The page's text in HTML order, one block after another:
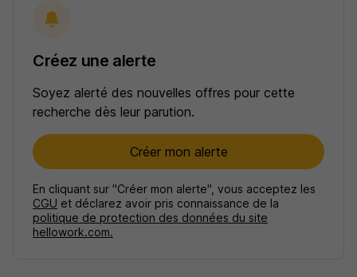
Créez une alerte
Soyez alerté des nouvelles offres pour cette
recherche dès leur parution.
Créer mon alerte
En cliquant sur "Créer mon alerte", vous acceptez les
CGU et déclarez avoir pris connaissance de la
politique de protection des données du site
hellowork.com.